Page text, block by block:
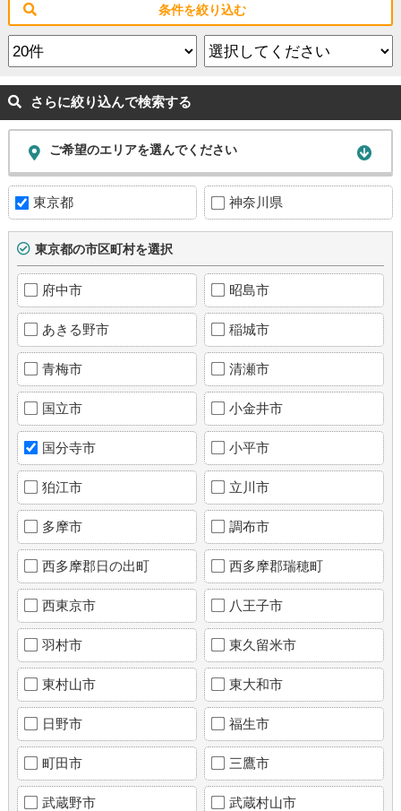
条件を絞り込む
さらに絞り込んで検索する
ご希望のエリアを選んでください
東京都 神奈川県
東京都の市区町村を選択
府中市 昭島市
あきる野市 稲城市
青梅市 清瀬市
国立市 小金井市
国分寺市 小平市
狛江市 立川市
多摩市 調布市
西多摩郡日の出町 西多摩郡瑞穂町
西東京市 八王子市
羽村市 東久留米市
東村山市 東大和市
日野市 福生市
町田市 三鷹市
武蔵野市 武蔵村山市